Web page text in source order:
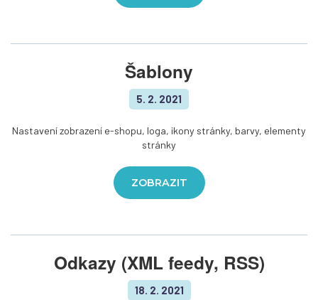
Šablony
5. 2. 2021
Nastavení zobrazení e-shopu, loga, ikony stránky, barvy, elementy
stránky
ZOBRAZIT
Odkazy (XML feedy, RSS)
18. 2. 2021